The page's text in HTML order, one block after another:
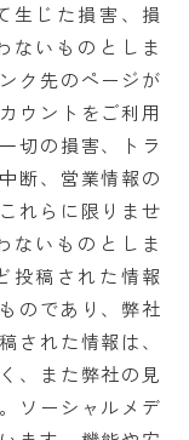
生じた損害、損
ないものとしま
ク先のページが
ウントをご利用
切の損害、トラ
断、営業情報の
れらに限りませ
ないものとしま
投稿された情報
のであり、弊社
された情報は、
、また弊社の見
ソーシャルメデ